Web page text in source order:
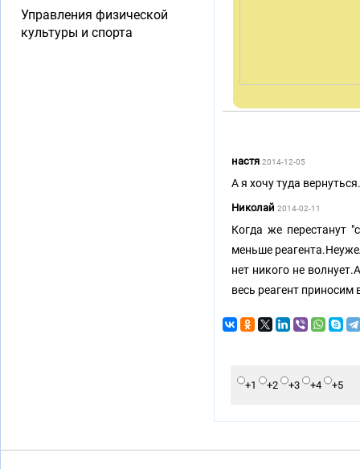
настя 2014-12-05
А я хочу туда вернуться.
Николай 2014-02-11
Когда же перестанут
меньше
нет никого не
весь реагент приносим
+1 +2 +3 +4 +5
Управления физической
культуры и спорта